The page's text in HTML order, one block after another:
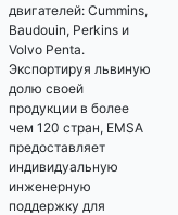
двигателей: Cummins,
Baudouin, Perkins и
Volvo Penta.
Экспортируя львиную
долю своей
продукции в более
чем 120 стран, EMSA
предоставляет
индивидуальную
инженерную
поддержку для